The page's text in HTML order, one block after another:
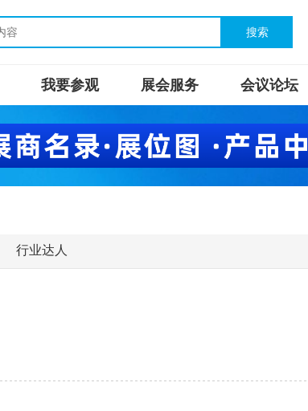
搜索
我要参观 展会服务 会议论坛
行业达人